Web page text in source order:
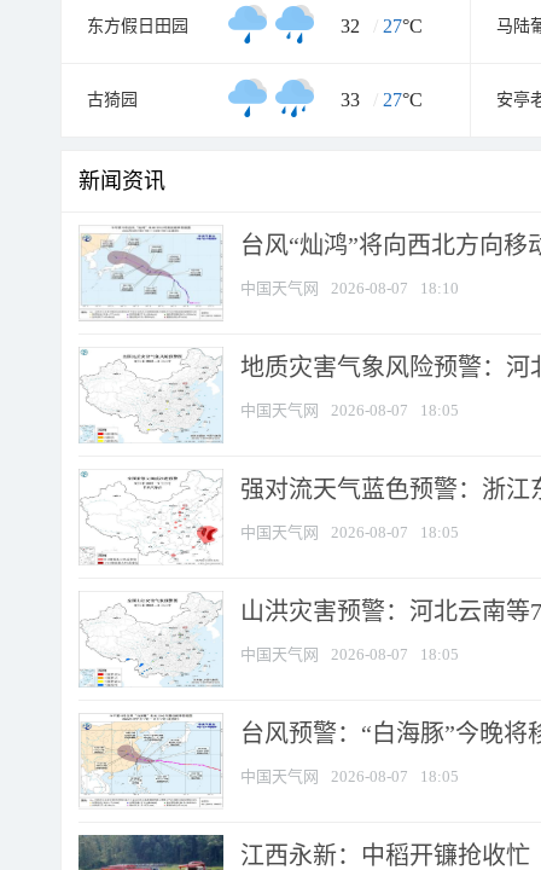
东方假日田园 32 / 27°C 马陆
古猗园 33 / 27°C 安亭
新闻资讯
台风“灿鸿”将向西北方向移
中国天气网 2026-08-07 18:10
地质灾害气象风险预警：河
中国天气网 2026-08-07 18:05
强对流天气蓝色预警：浙江
中国天气网 2026-08-07 18:05
山洪灾害预警：河北云南
中国天气网 2026-08-07 18:05
台风预警：“白海豚”今晚将
中国天气网 2026-08-07 18:05
江西永新：中稻开镰抢收忙